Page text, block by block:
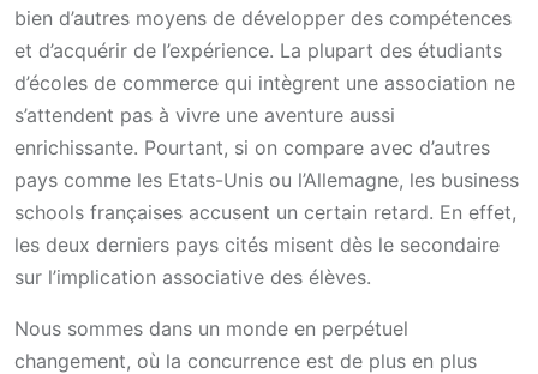
bien d’autres moyens de développer des compétences
et d’acquérir de l’expérience. La plupart des étudiants
d’écoles de commerce qui intègrent une association ne
s’attendent pas à vivre une aventure aussi
enrichissante. Pourtant, si on compare avec d’autres
pays comme les Etats-Unis ou l’Allemagne, les business
schools françaises accusent un certain retard. En effet,
les deux derniers pays cités misent dès le secondaire
sur l’implication associative des élèves.
Nous sommes dans un monde en perpétuel
changement, où la concurrence est de plus en plus